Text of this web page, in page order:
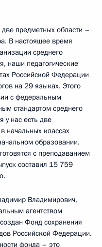
предметных области –
В настоящее время
среднего
наши педагогические
Российской Федерации
на 29 языках. Этого
с федеральным
стандартом среднего
у нас есть две
начальных классах
образовании.
с преподаванием
составил 15 759
Владимирович,
агентством
Фонд сохранения
Российской Федерации.
фонда – это